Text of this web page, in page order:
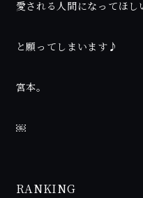
愛される人間になってほし
と願ってしまいます♪
宮本。
￼
RANKING